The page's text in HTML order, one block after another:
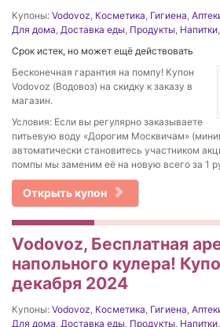
Купоны: Vodovoz, Косметика, Гигиена,
Для дома, Доставка еды, Продукты, Напитки,
Срок истек, но может ещё действовать
Бесконечная гарантия на помпу! Купон
Vodovoz (Водовоз) на скидку к заказу в
магазин.
Условия: Если вы регулярно заказываете
питьевую воду «Дорогим Москвичам»
автоматически становитесь участником
помпы мы заменим её на новую всего за 1
Открыть купон
Vodovoz, Бесплатная
напольного кулера!
декабря 2024
Купоны: Vodovoz, Косметика, Гигиена,
Для дома, Доставка еды, Продукты, Напитки,